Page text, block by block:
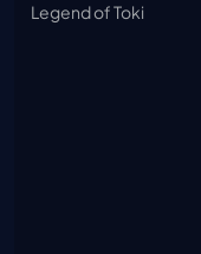
Legend of Toki